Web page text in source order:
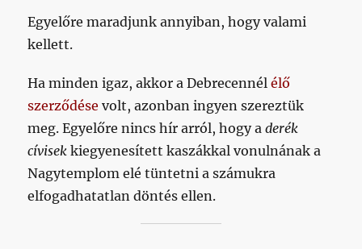
Egyelőre maradjunk annyiban, hogy valami
kellett.
Ha minden igaz, akkor a Debrecennélélő
szerződése volt, azonban ingyen szereztük
meg. Egyelőre nincs hír arról, hogy aderék
cívisek kiegyenesített kaszákkal vonulnának a
Nagytemplom elé tüntetni a számukra
elfogadhatatlan döntés ellen.